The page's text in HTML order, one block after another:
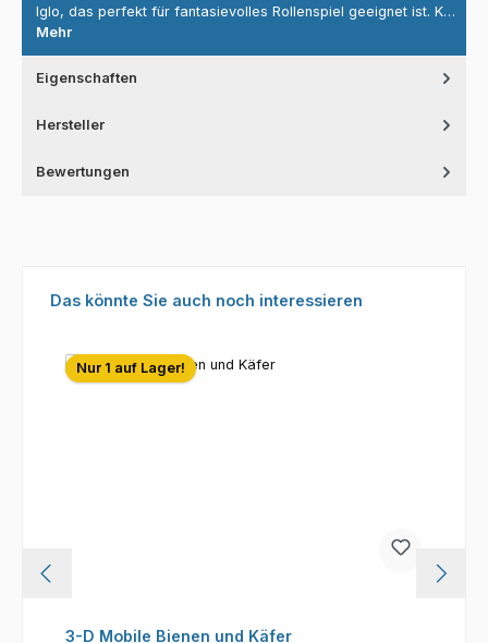
Iglo, das perfekt für fantasievolles Rollenspiel geeignet ist. K…
Mehr
Eigenschaften
Hersteller
Bewertungen
Produktgalerie überspringen
Das könnte Sie auch noch interessieren
Nur 1 auf Lager!
3-D Mobile Bienen und Käfer